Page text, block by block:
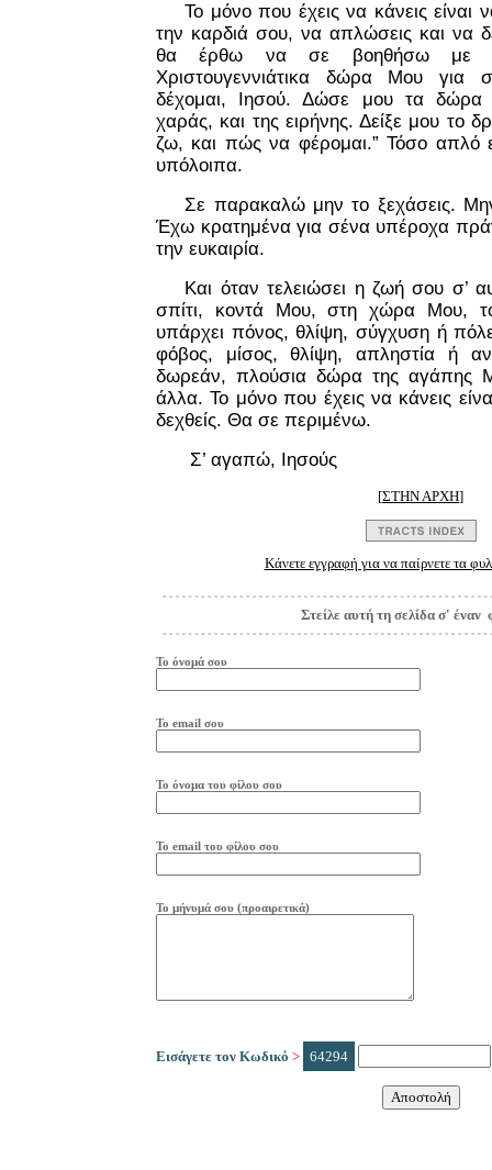
Το μόνο που έχεις να κάνεις είναι
την καρδιά σου, να απλώσεις και να
θα έρθω να σε βοηθήσω με
Χριστουγεννιάτικα δώρα Μου
δέχομαι, Ιησού. Δώσε μου τα
χαράς, και της ειρήνης. Δείξε μου το
ζω, και πώς να φέρομαι.” Τόσο απλό
υπόλοιπα.
Σε παρακαλώ μην το ξεχάσεις.
Έχω κρατημένα για σένα υπέροχα
την ευκαιρία.
Και όταν τελειώσει η ζωή σου σ’
σπίτι, κοντά Μου, στη χώρα Μου,
υπάρχει πόνος, θλίψη, σύγχυση ή
φόβος, μίσος, θλίψη, απληστία ή
δωρεάν, πλούσια δώρα της αγάπης
άλλα. Το μόνο που έχεις να κάνεις
δεχθείς. Θα σε περιμένω.
Σ’ αγαπώ, Ιησούς
[ΣΤΗΝ ΑΡΧΗ]
Κάνετε εγγραφή για να παίρνετε τα
Στείλε αυτή τη σελίδα σ' έναν
Το όνομά σου
Το email σου
Το όνομα του φίλου σου
Το email του φίλου σου
Το μήνυμά σου (προαιρετικά)
Εισάγετε τον Κωδικό > 64294